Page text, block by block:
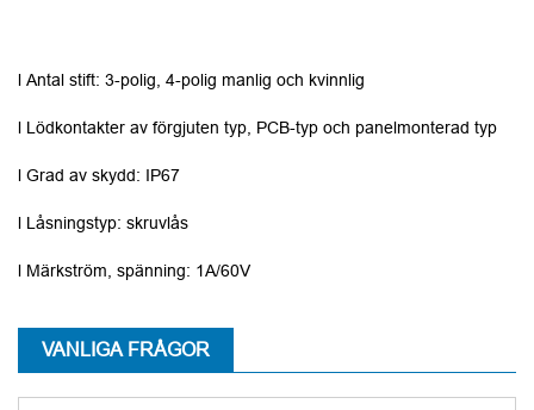
l Antal stift: 3-polig, 4-polig manlig och kvinnlig
l Lödkontakter av förgjuten typ, PCB-typ och panelmonterad typ
l Grad av skydd: IP67
l Låsningstyp: skruvlås
l Märkström, spänning: 1A/60V
VANLIGA FRÅGOR